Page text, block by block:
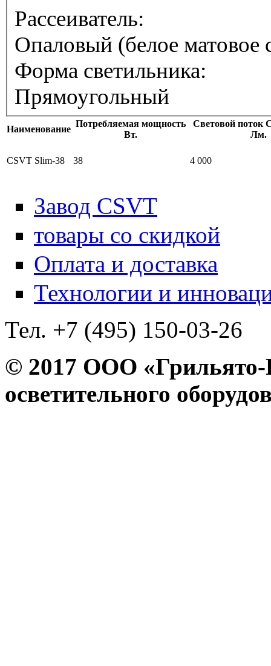
Рассеиватель:
Опаловый (белое матовое
Форма светильника:
Прямоугольный
Наименование
Потребляемая мощность
Вт.
Световой поток
Лм.
CSVT Slim-38 38 4 000
Завод CSVT
товары со скидкой
Оплата и доставка
Технологии и
Тел. +7 (495) 150-03-26
© 2017 ООО
осветительного